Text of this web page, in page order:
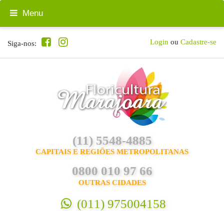
Siga-nos: Login ou Cadastre-se
(11) 5548-4885
CAPITAIS E REGIÕES METROPOLITANAS
0800 010 97 66
OUTRAS CIDADES
(011) 975004158
Menu